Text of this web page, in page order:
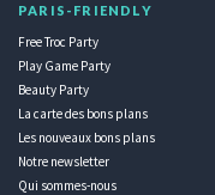
PARIS-FRIENDLY
Free Troc Party
Play Game Party
Beauty Party
La carte des bons plans
Les nouveaux bons plans
Notre newsletter
Qui sommes-nous